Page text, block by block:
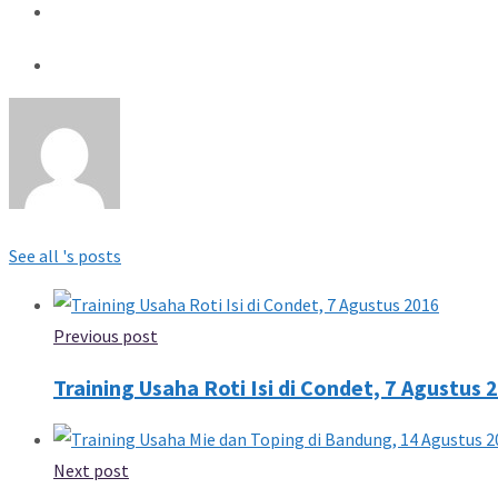
See all 's posts
Previous post
Training Usaha Roti Isi di Condet, 7 Agustus
Next post